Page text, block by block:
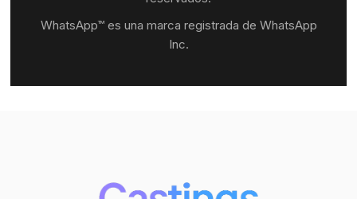
WhatsApp™ es una marca registrada de WhatsApp
Inc.